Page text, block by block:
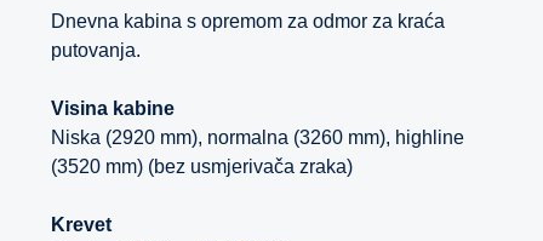
Dnevna kabina s opremom za odmor za kraća
putovanja.
Visina kabine
Niska (2920 mm), normalna (3260 mm), highline
(3520 mm) (bez usmjerivača zraka)
Krevet